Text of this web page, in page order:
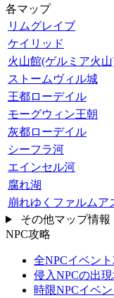
各マップ
リムグレイブ
ケイリッド
火山館(ゲルミア火
ストームヴィル城
王都ローデイル
モーグウィン王朝
灰都ローデイル
シーフラ河
エインセル河
腐れ湖
崩れゆくファルムア
その他マップ情報
NPC攻略
全NPCイベン
侵入NPCの出
時限NPCイベ